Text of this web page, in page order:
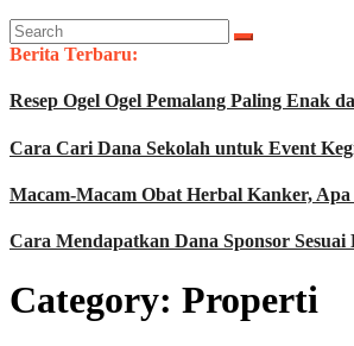
Search
for:
Berita Terbaru:
Resep Ogel Ogel Pemalang Paling Enak
Cara Cari Dana Sekolah untuk Event
Macam-Macam Obat Herbal Kanker, Apa
Cara Mendapatkan Dana Sponsor
Category: Properti